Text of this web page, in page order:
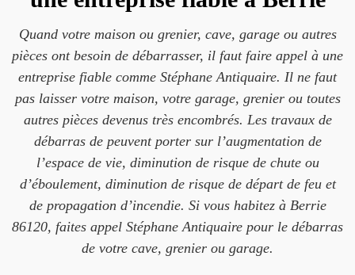
Quand votre maison ou grenier, cave, garage ou autres
pièces ont besoin de débarrasser, il faut faire appel à une
entreprise fiable comme Stéphane Antiquaire. Il ne faut
pas laisser votre maison, votre garage, grenier ou toutes
autres pièces devenus très encombrés. Les travaux de
débarras de peuvent porter sur l’augmentation de
l’espace de vie, diminution de risque de chute ou
d’éboulement, diminution de risque de départ de feu et
de propagation d’incendie. Si vous habitez à Berrie
86120, faites appel Stéphane Antiquaire pour le débarras
de votre cave, grenier ou garage.